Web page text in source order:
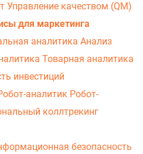
Управление качеством (QM)
для маркетинга
аналитика Анализ
Товарная аналитика
инвестиций
аналитик Робот-
коллтрекинг
безопасность